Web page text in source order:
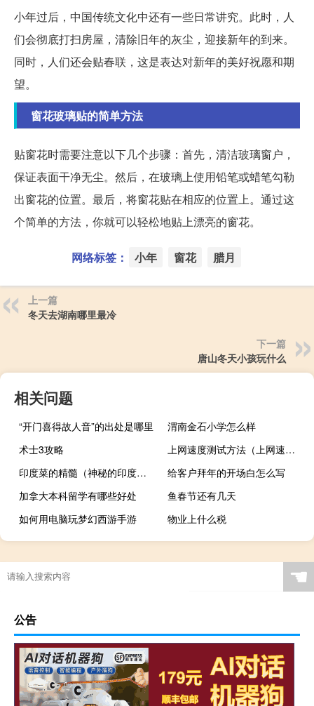
小年过后，中国传统文化中还有一些日常讲究。此时，人
们会彻底打扫房屋，清除旧年的灰尘，迎接新年的到来。
同时，人们还会贴春联，这是表达对新年的美好祝愿和期
望。
窗花玻璃贴的简单方法
贴窗花时需要注意以下几个步骤：首先，清洁玻璃窗户，
保证表面干净无尘。然后，在玻璃上使用铅笔或蜡笔勾勒
出窗花的位置。最后，将窗花贴在相应的位置上。通过这
个简单的方法，你就可以轻松地贴上漂亮的窗花。
网络标签： 小年 窗花 腊月
上一篇
冬天去湖南哪里最冷
下一篇
唐山冬天小孩玩什么
相关问题
“开门喜得故人音”的出处是哪里
渭南金石小学怎么样
术士3攻略
上网速度测试方法（上网速度测试）
印度菜的精髓（神秘的印度菜简介）
给客户拜年的开场白怎么写
加拿大本科留学有哪些好处
鱼春节还有几天
如何用电脑玩梦幻西游手游
物业上什么税
☚
公告